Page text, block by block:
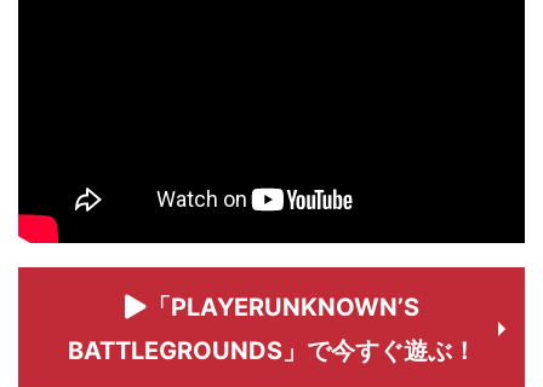
「PLAYERUNKNOWN’S
BATTLEGROUNDS」で今すぐ遊ぶ！